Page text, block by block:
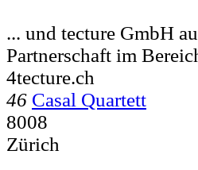
... und tecture GmbH
Partnerschaft im
4tecture.ch
46 Casal Quartett
8008
Zürich